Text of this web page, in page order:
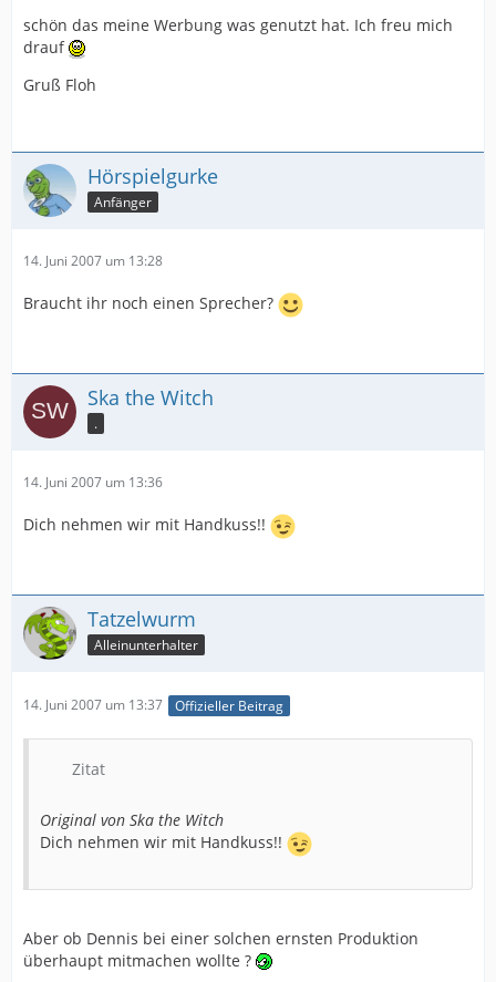
schön das meine Werbung was genutzt hat. Ich freu mich
drauf
Gruß Floh
Hörspielgurke
Anfänger
14. Juni 2007 um 13:28
Braucht ihr noch einen Sprecher?
Ska the Witch
.
14. Juni 2007 um 13:36
Dich nehmen wir mit Handkuss!!
Tatzelwurm
Alleinunterhalter
14. Juni 2007 um 13:37 Offizieller Beitrag
Zitat
Original von Ska the Witch
Dich nehmen wir mit Handkuss!!
Aber ob Dennis bei einer solchen ernsten Produktion
überhaupt mitmachen wollte ?